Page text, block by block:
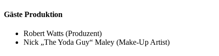
Gäste Produktion
Robert Watts (Produzent)
Nick „The Yoda Guy“ Maley (Make-Up Artist)